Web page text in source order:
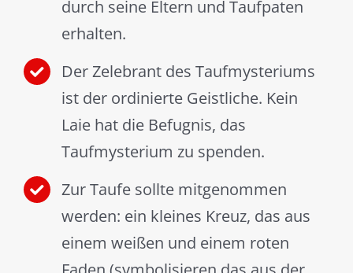
durch seine Eltern und Taufpaten
erhalten.
Der Zelebrant des Taufmysteriums
ist der ordinierte Geistliche. Kein
Laie hat die Befugnis, das
Taufmysterium zu spenden.
Zur Taufe sollte mitgenommen
werden: ein kleines Kreuz, das aus
einem weißen und einem roten